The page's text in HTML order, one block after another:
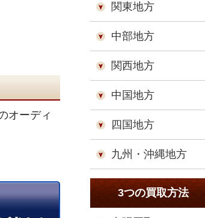
オーディ
関東地方
中部地方
関西地方
中国地方
四国地方
九州・沖縄地方
3つの買取方法